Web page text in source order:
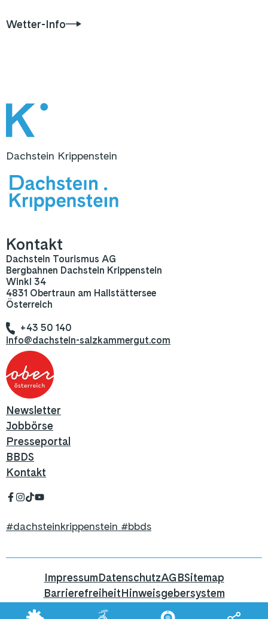
Wetter-Info
Dachstein Krippenstein
Kontakt
Dachstein Tourismus AG
Bergbahnen Dachstein Krippenstein
Winkl 34
4831 Obertraun am Hallstättersee
Österreich
+43 50 140
info@dachstein-salzkammergut.com
Newsletter
Jobbörse
Presseportal
BBDS
Kontakt
#dachsteinkrippenstein #bbds
ImpressumDatenschutzAGBSitemap
BarrierefreiheitHinweisgebersystem
Hier geht's zum Blog